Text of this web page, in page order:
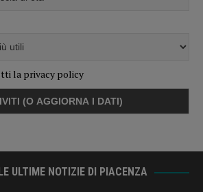
la privacy policy
ULTIME NOTIZIE DI PIACENZA